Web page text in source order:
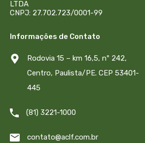
LTDA
CNPJ: 27.702.723/0001-99
Informações de Contato
Rodovia 15 – km 16,5, nº 242,
Centro, Paulista/PE. CEP 53401-
445
(81) 3221-1000
contato@aclf.com.br